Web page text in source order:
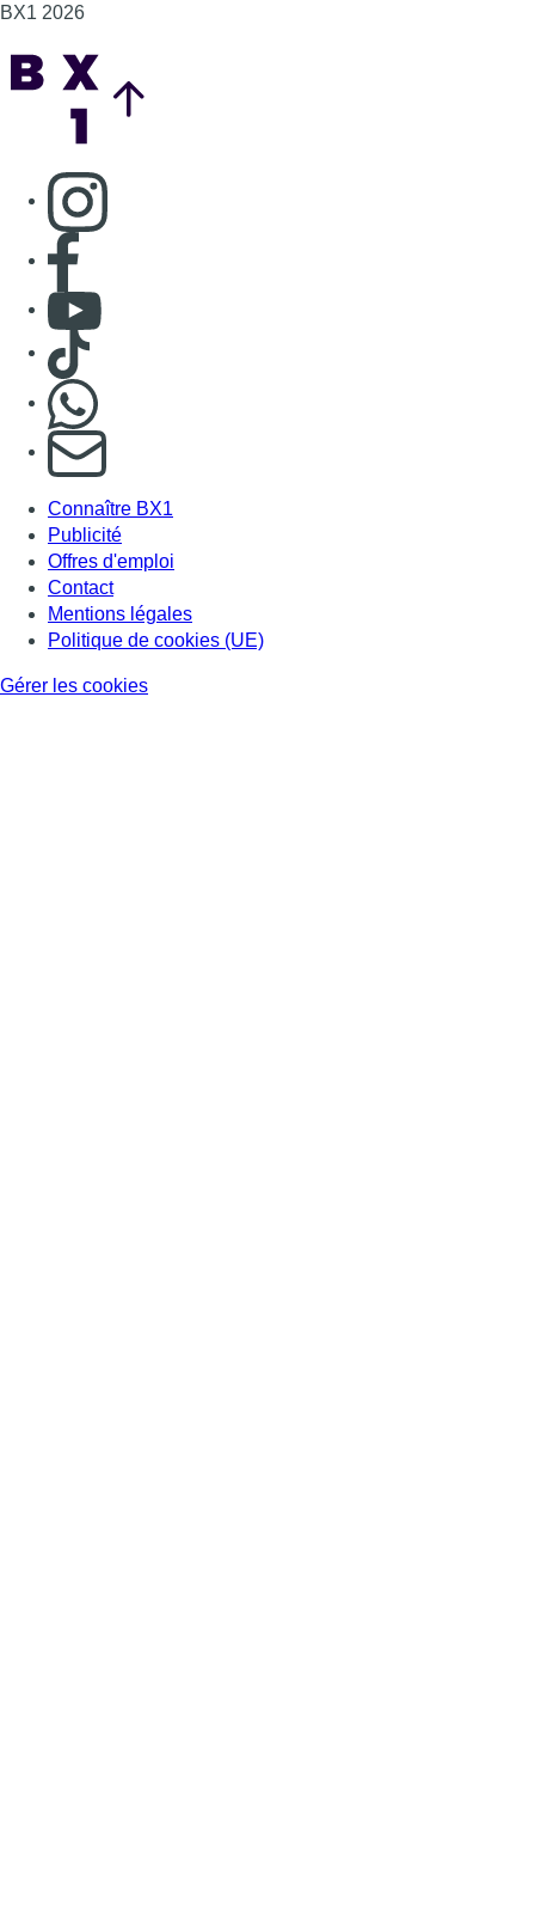
BX1 2026
Consulter page Instagram
Consulter page Facebook
Consulter Youtube
Consulter TikTok
S'abonner à notre newsletter
Connaître BX1
Publicité
Offres d'emploi
Contact
Mentions légales
Politique de cookies (UE)
Gérer les cookies